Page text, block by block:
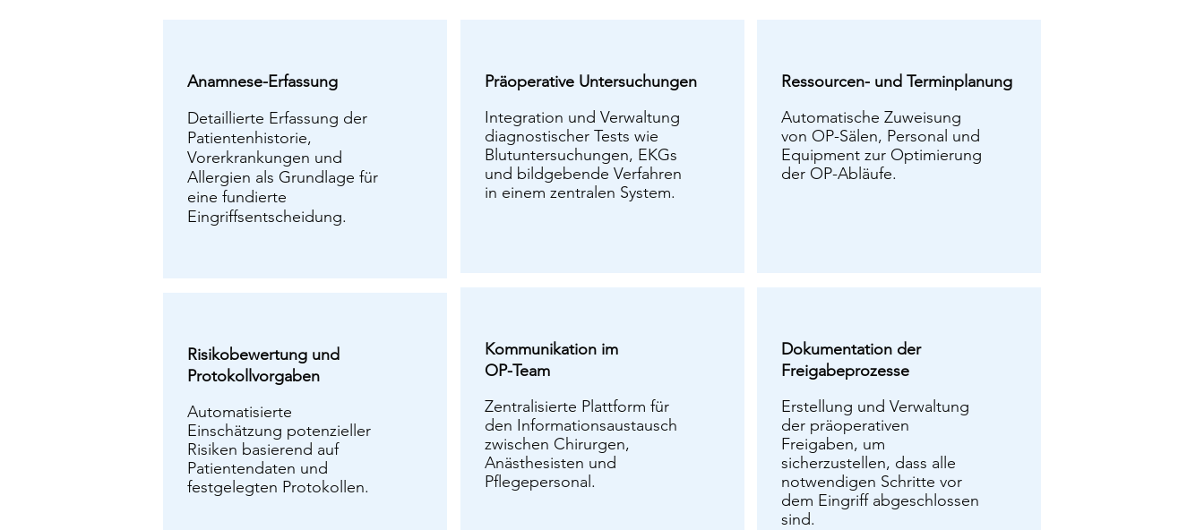
Anamnese-Erfassung
Detaillierte Erfassung der
Patientenhistorie,
Vorerkrankungen und
Allergien als Grundlage für
eine fundierte
Eingriffsentscheidung.
Risikobewertung und
Protokollvorgaben
Automatisierte
Einschätzung potenzieller
Risiken basierend auf
Patientendaten und
festgelegten Protokollen.
Präoperative Untersuchungen
Integration und Verwaltung
diagnostischer Tests wie
Blutuntersuchungen, EKGs
und bildgebende Verfahren
in einem zentralen System.
Kommunikation im
OP-Team
Zentralisierte Plattform für
den Informationsaustausch
zwischen Chirurgen,
Anästhesisten und
Pflegepersonal.
Ressourcen- und Terminplanung
Automatische Zuweisung
von OP-Sälen, Personal und
Equipment zur Optimierung
der OP-Abläufe.
Dokumentation der
Freigabeprozesse
Erstellung und Verwaltung
der präoperativen
Freigaben, um
sicherzustellen, dass alle
notwendigen Schritte vor
dem Eingriff abgeschlossen
sind.